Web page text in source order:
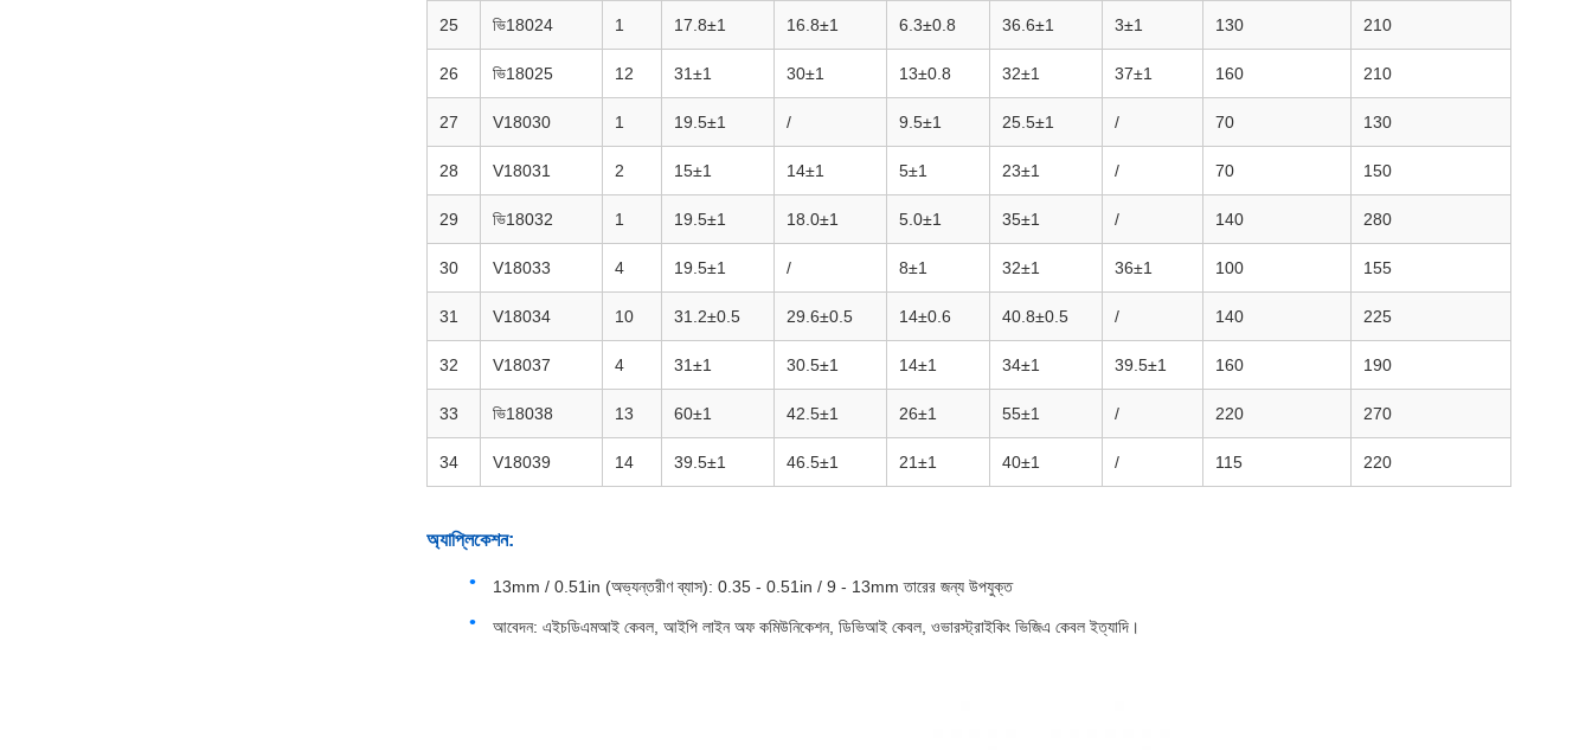
25 ভি18024 1 17.8±1 16.8±1 6.3±0.8 36.6±1 3±1 130 210
26 ভি18025 12 31±1 30±1 13±0.8 32±1 37±1 160 210
27 V18030 1 19.5±1 / 9.5±1 25.5±1 / 70 130
28 V18031 2 15±1 14±1 5±1 23±1 / 70 150
29 ভি18032 1 19.5±1 18.0±1 5.0±1 35±1 / 140 280
30 V18033 4 19.5±1 / 8±1 32±1 36±1 100 155
31 V18034 10 31.2±0.5 29.6±0.5 14±0.6 40.8±0.5 / 140 225
32 V18037 4 31±1 30.5±1 14±1 34±1 39.5±1 160 190
33 ভি18038 13 60±1 42.5±1 26±1 55±1 / 220 270
34 V18039 14 39.5±1 46.5±1 21±1 40±1 / 115 220
অ্যাপ্লিকেশন:
13mm / 0.51in (অভ্যন্তরীণ ব্যাস): 0.35 - 0.51in / 9 - 13mm তারের জন্য উপযুক্ত
আবেদন: এইচডিএমআই কেবল, আইপি লাইন অফ কমিউনিকেশন, ডিভিআই কেবল, ওভারস্ট্রাইকিং ভিজিএ কেবল ইত্যাদি।